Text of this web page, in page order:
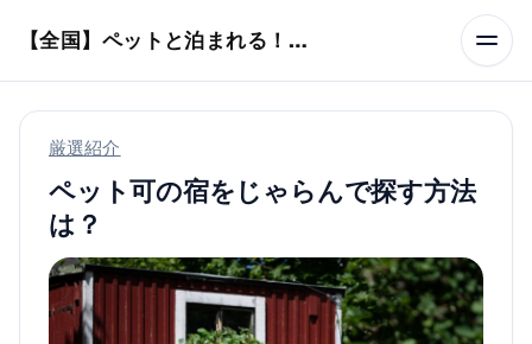
【全国】ペットと泊まれる！ホテル・旅館・ヴィラ
厳選紹介
ペット可の宿をじゃらんで探す方法
は？